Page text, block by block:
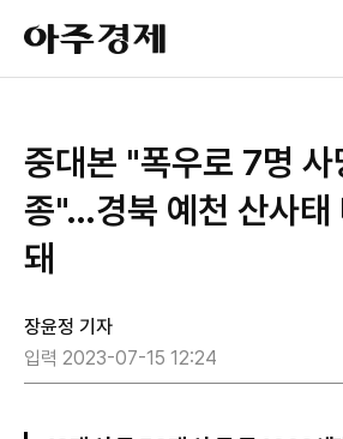
아
주
경
중대본 "폭우로 7명 사
종"…경북 예천 산사태
돼
장윤정 기자
입력 2023-07-15 12:24